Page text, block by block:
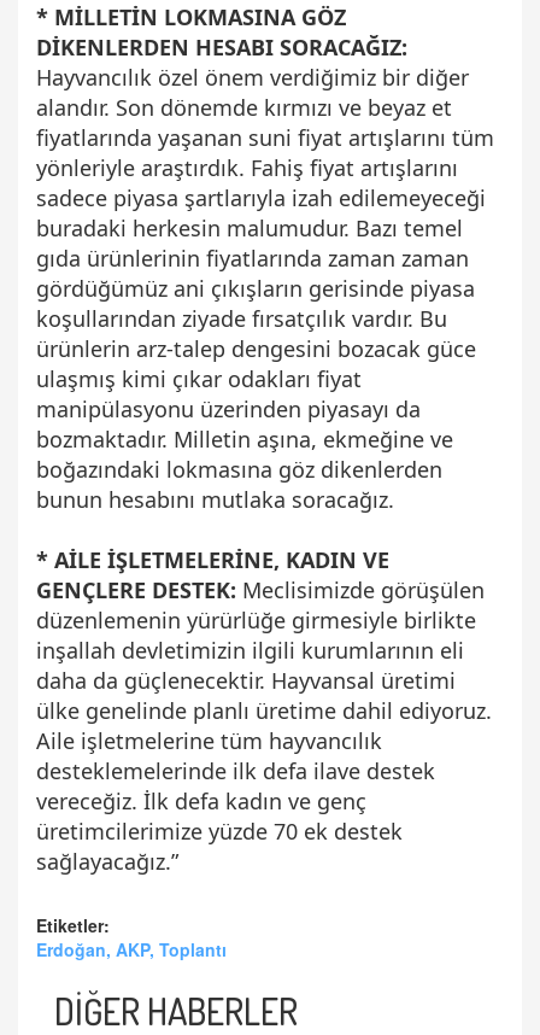
* MİLLETİN LOKMASINA GÖZ
DİKENLERDEN HESABI SORACAĞIZ:
Hayvancılık özel önem verdiğimiz bir diğer
alandır. Son dönemde kırmızı ve beyaz et
fiyatlarında yaşanan suni fiyat artışlarını tüm
yönleriyle araştırdık. Fahiş fiyat artışlarını
sadece piyasa şartlarıyla izah edilemeyeceği
buradaki herkesin malumudur. Bazı temel
gıda ürünlerinin fiyatlarında zaman zaman
gördüğümüz ani çıkışların gerisinde piyasa
koşullarından ziyade fırsatçılık vardır. Bu
ürünlerin arz-talep dengesini bozacak güce
ulaşmış kimi çıkar odakları fiyat
manipülasyonu üzerinden piyasayı da
bozmaktadır. Milletin aşına, ekmeğine ve
boğazındaki lokmasına göz dikenlerden
bunun hesabını mutlaka soracağız.
* AİLE İŞLETMELERİNE, KADIN VE
GENÇLERE DESTEK: Meclisimizde görüşülen
düzenlemenin yürürlüğe girmesiyle birlikte
inşallah devletimizin ilgili kurumlarının eli
daha da güçlenecektir. Hayvansal üretimi
ülke genelinde planlı üretime dahil ediyoruz.
Aile işletmelerine tüm hayvancılık
desteklemelerinde ilk defa ilave destek
vereceğiz. İlk defa kadın ve genç
üretimcilerimize yüzde 70 ek destek
sağlayacağız.”
Etiketler:
Erdoğan, AKP, Toplantı
DİĞER HABERLER